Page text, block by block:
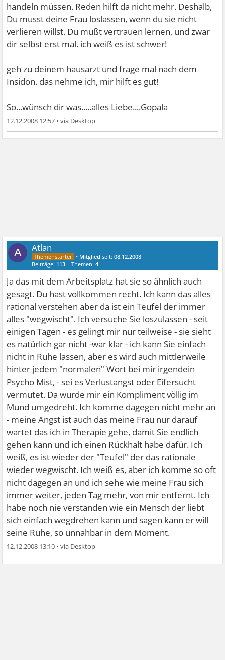
handeln müssen. Reden hilft da nicht mehr. Deshalb,
Du musst deine Frau loslassen, wenn du sie nicht
verlieren willst. Du mußt vertrauen lernen, und zwar
dir selbst erst mal. ich weiß es ist schwer!
geh zu deinem hausarzt und frage mal nach dem
Insidon. das nehme ich, mir hilft es gut!
So...wünsch dir was.....alles Liebe....Gopala
12.12.2008 12:57 •
A Atlan
• Mitglied seit:08.12.2008
Beiträge: 113 Themen:4
Ja das mit dem Arbeitsplatz hat sie so ähnlich auch
gesagt. Du hast vollkommen recht. Ich kann das alles
rational verstehen aber da ist ein Teufel der immer
alles "wegwischt". Ich versuche Sie loszulassen - seit
einigen Tagen - es gelingt mir nur teilweise - sie sieht
es natürlich gar nicht -war klar - ich kann Sie einfach
nicht in Ruhe lassen, aber es wird auch mittlerweile
hinter jedem "normalen" Wort bei mir irgendein
Psycho Mist, - sei es Verlustangst oder Eifersucht
vermutet. Da wurde mir ein Kompliment völlig im
Mund umgedreht. Ich komme dagegen nicht mehr an
- meine Angst ist auch das meine Frau nur darauf
wartet das ich in Therapie gehe, damit Sie endlich
gehen kann und ich einen Rückhalt habe dafür. Ich
weiß, es ist wieder der "Teufel" der das rationale
wieder wegwischt. Ich weiß es, aber ich komme so oft
nicht dagegen an und ich sehe wie meine Frau sich
immer weiter, jeden Tag mehr, von mir entfernt. Ich
habe noch nie verstanden wie ein Mensch der liebt
sich einfach wegdrehen kann und sagen kann er will
seine Ruhe, so unnahbar in dem Moment.
12.12.2008 13:10 •